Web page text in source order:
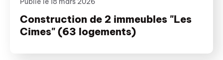
Construction de 2 immeubles "Les
Cimes" (63 logements)